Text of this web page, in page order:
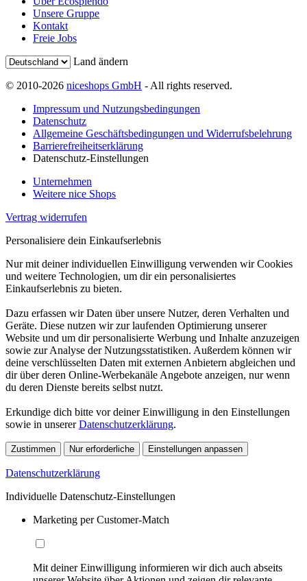
Unsere Gruppe
Kontakt
Freie Jobs
Land ändern
© 2010-2026 niceshops GmbH - All rights reserved.
Impressum und Nutzungsbedingungen
Datenschutz
Allgemeine Geschäftsbedingungen und Widerrufsbelehrung
Barrierefreiheitserklärung
Datenschutz-Einstellungen
Unternehmen
Weitere nice Shops
Vertrag widerrufen
Personalisiere dein Einkaufserlebnis
Nur mit deiner individuellen Einwilligung verwenden wir Cookies
und weitere Technologien, um dir ein personalisiertes
Einkaufserlebnis zu bieten.
Dazu erfassen wir Daten über unsere Nutzer, deren Verhalten und
Geräte. Diese nutzen wir zur laufenden Optimierung unserer
Website und um dir personalisierte Werbung und Inhalte anzuzeigen
sowie zur Analyse der Nutzungsstatistiken. Außerdem können wir
deine verschlüsselten Daten mit externen Anbietern abgleichen und
dir über deren Online-Werbekanäle Angebote anzeigen, nur wenn
du deren Dienste bereits selbst nutzt.
Erkundige dich bitte vor deiner Einwilligung in den Einstellungen
sowie in unsererDatenschutzerklärung.
Zustimmen Nur erforderliche Einstellungen anpassen
Datenschutzerklärung
Individuelle Datenschutz-Einstellungen
Marketing per Customer-Match
Mit deiner Einwilligung informieren wir dich auch abseits